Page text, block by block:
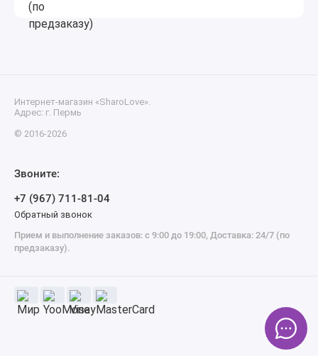
Интернет-магазин «SharoLove».
Адрес: г. Пермь
© 2016-2026
Звоните:
+7 (967) 711-81-04
Обратный звонок
Прием и выполнение заказов: с 9:00 до 19:00, Доставка: 24/7 (по
предзаказу).